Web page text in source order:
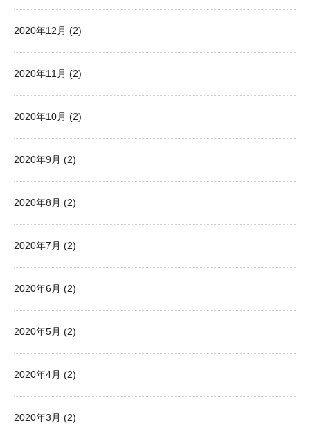
2020年12月 (2)
2020年11月 (2)
2020年10月 (2)
2020年9月 (2)
2020年8月 (2)
2020年7月 (2)
2020年6月 (2)
2020年5月 (2)
2020年4月 (2)
2020年3月 (2)